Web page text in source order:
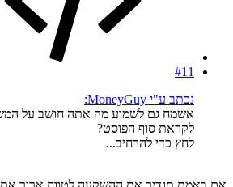
#11
נכתב ע"י MoneyGuy:
אשמח גם לשמוע מה אתה חושב על
לקראת סוף הפוסט?
לחץ כדי להרחיב...